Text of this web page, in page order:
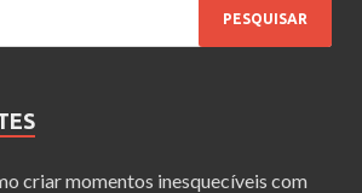
criar momentos inesquecíveis com